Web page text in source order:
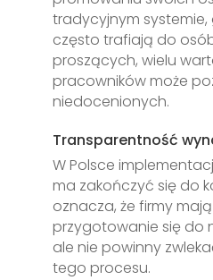
tradycyjnym systemie,
często trafiają do
proszących, wielu
pracowników może
niedocenionych.
Transparentność
W Polsce
ma zakończyć się do
oznacza, że firmy
przygotowanie się do
ale nie powinny
tego procesu.